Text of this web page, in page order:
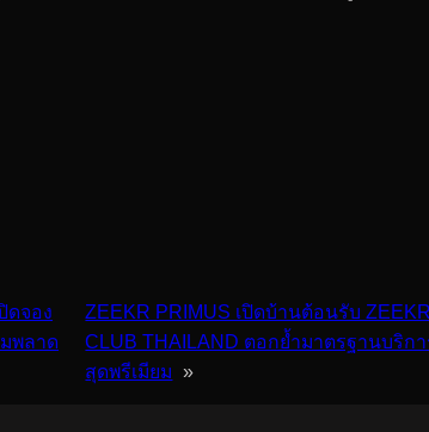
ดจอง
พลาด
ZEEKR PRIMUS เปิดบ้านต้อนรับ ZEEKR
CLUB THAILAND ตอกย้ำมาตรฐานบริกา
สุดพรีเมียม
»